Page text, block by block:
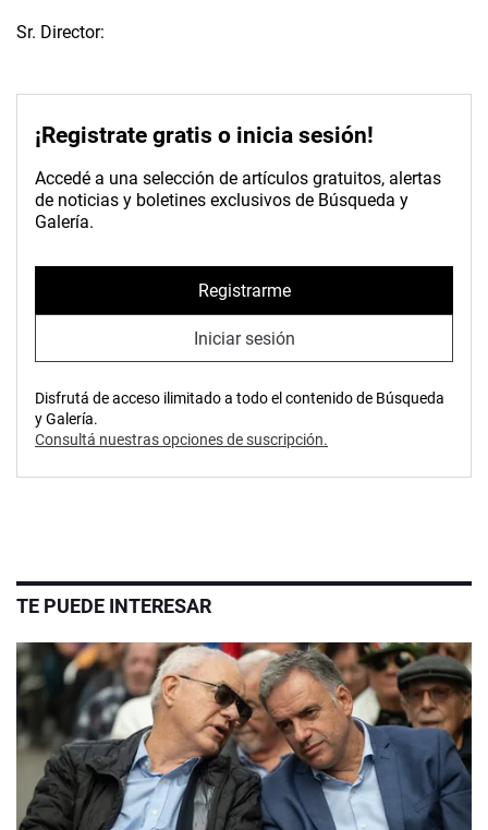
Sr. Director:
¡Registrate gratis o inicia sesión!
Accedé a una selección de artículos gratuitos, alertas
de noticias y boletines exclusivos de Búsqueda y
Galería.
Registrarme
Iniciar sesión
Disfrutá de acceso ilimitado a todo el contenido de Búsqueda
y Galería.
Consultá nuestras opciones de suscripción.
TE PUEDE INTERESAR